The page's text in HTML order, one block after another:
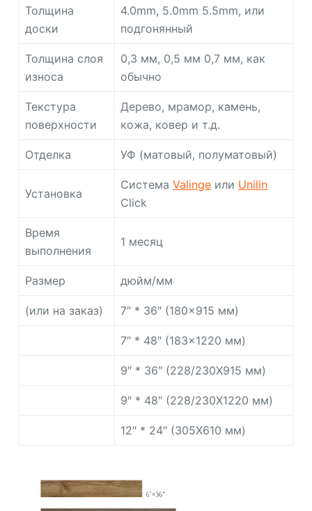
Толщина
доски
4.0mm, 5.0mm 5.5mm, или
подгонянный
Толщина слоя
износа
0,3 мм, 0,5 мм 0,7 мм, как
обычно
Текстура
поверхности
Дерево, мрамор, камень,
кожа, ковер и т.д.
Отделка УФ (матовый, полуматовый)
Установка
Система Valingeили Unilin
Click
Время
выполнения
1 месяц
Размер дюйм/мм
(или на заказ) 7″ * 36″ (180×915 мм)
7″ * 48″ (183×1220 мм)
9″ * 36″ (228/230X915 мм)
9″ * 48″ (228/230X1220 мм)
12″ * 24″ (305X610 мм)